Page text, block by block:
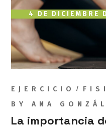
4 DE DICIEMBRE
EJERCICIO
BYANA
La importancia